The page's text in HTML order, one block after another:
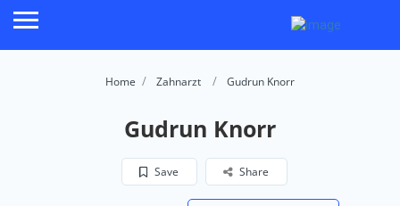
Home Zahnarzt Gudrun Knorr
Gudrun Knorr
Save Share